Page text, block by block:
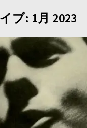
ブ: 1月 2023